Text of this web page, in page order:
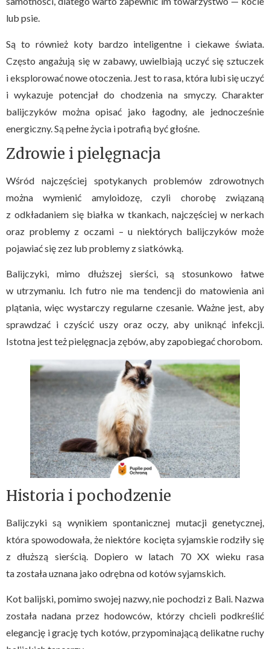
lub psie.
Są to również koty bardzo inteligentne i ciekawe świata.
Często angażują się w zabawy, uwielbiają uczyć się sztuczek
i eksplorować nowe otoczenia. Jest to rasa, która lubi się uczyć
i wykazuje potencjał do chodzenia na smyczy. Charakter
balijczyków można opisać jako łagodny, ale jednocześnie
energiczny. Są pełne życia i potrafią być głośne.
Zdrowie i pielęgnacja
Wśród najczęściej spotykanych problemów zdrowotnych
można wymienić amyloidozę, czyli chorobę związaną
z odkładaniem się białka w tkankach, najczęściej w nerkach
oraz problemy z oczami – u niektórych balijczyków może
pojawiać się zez lub problemy z siatkówką.
Balijczyki, mimo dłuższej sierści, są stosunkowo łatwe
w utrzymaniu. Ich futro nie ma tendencji do matowienia ani
plątania, więc wystarczy regularne czesanie. Ważne jest, aby
sprawdzać i czyścić uszy oraz oczy, aby uniknąć infekcji.
Istotna jest też pielęgnacja zębów, aby zapobiegać chorobom.
Historia i pochodzenie
Balijczyki są wynikiem spontanicznej mutacji genetycznej,
która spowodowała, że niektóre kocięta syjamskie rodziły się
z dłuższą sierścią. Dopiero w latach 70 XX wieku rasa
ta została uznana jako odrębna od kotów syjamskich.
Kot balijski, pomimo swojej nazwy, nie pochodzi z Bali. Nazwa
została nadana przez hodowców, którzy chcieli podkreślić
elegancję i grację tych kotów, przypominającą delikatne ruchy